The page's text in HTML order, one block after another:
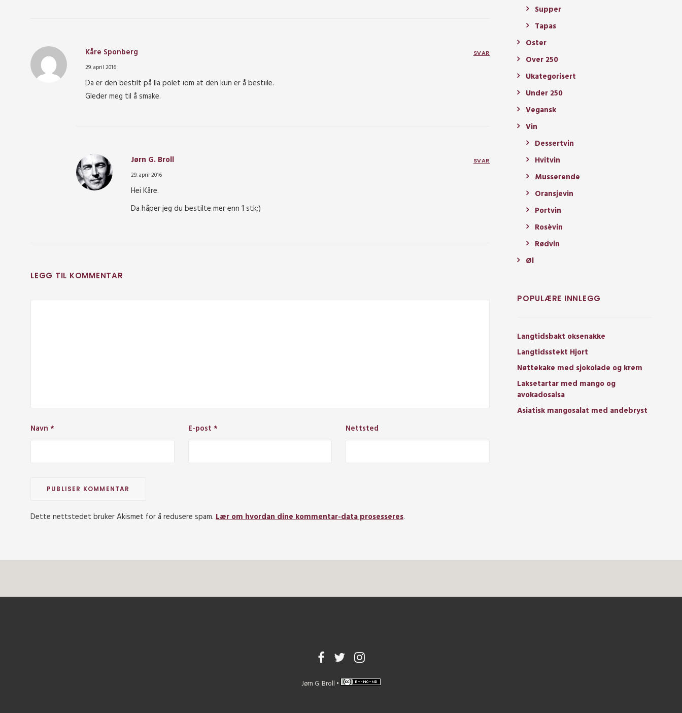
Kåre Sponberg
29. april 2016
Da er den bestilt på Ila polet iom at den kun er å bestiile.
Gleder meg til å smake.
SVAR
Jørn G. Broll
29. april 2016
Hei Kåre.
Da håper jeg du bestilte mer enn 1 stk;)
SVAR
LEGG TIL KOMMENTAR
Navn * E-post * Nettsted
Dette nettstedet bruker Akismet for å redusere spam. Lær om hvordan dine kommentar-data prosesseres.
Supper
Tapas
Oster
Over 250
Ukategorisert
Under 250
Vegansk
Vin
Dessertvin
Hvitvin
Musserende
Oransjevin
Portvin
Rosèvin
Rødvin
Øl
POPULÆRE INNLEGG
Langtidsbakt oksenakke
Langtidsstekt Hjort
Nøttekake med sjokolade og krem
Laksetartar med mango og
avokadosalsa
Asiatisk mangosalat med andebryst
Jørn G. Broll •